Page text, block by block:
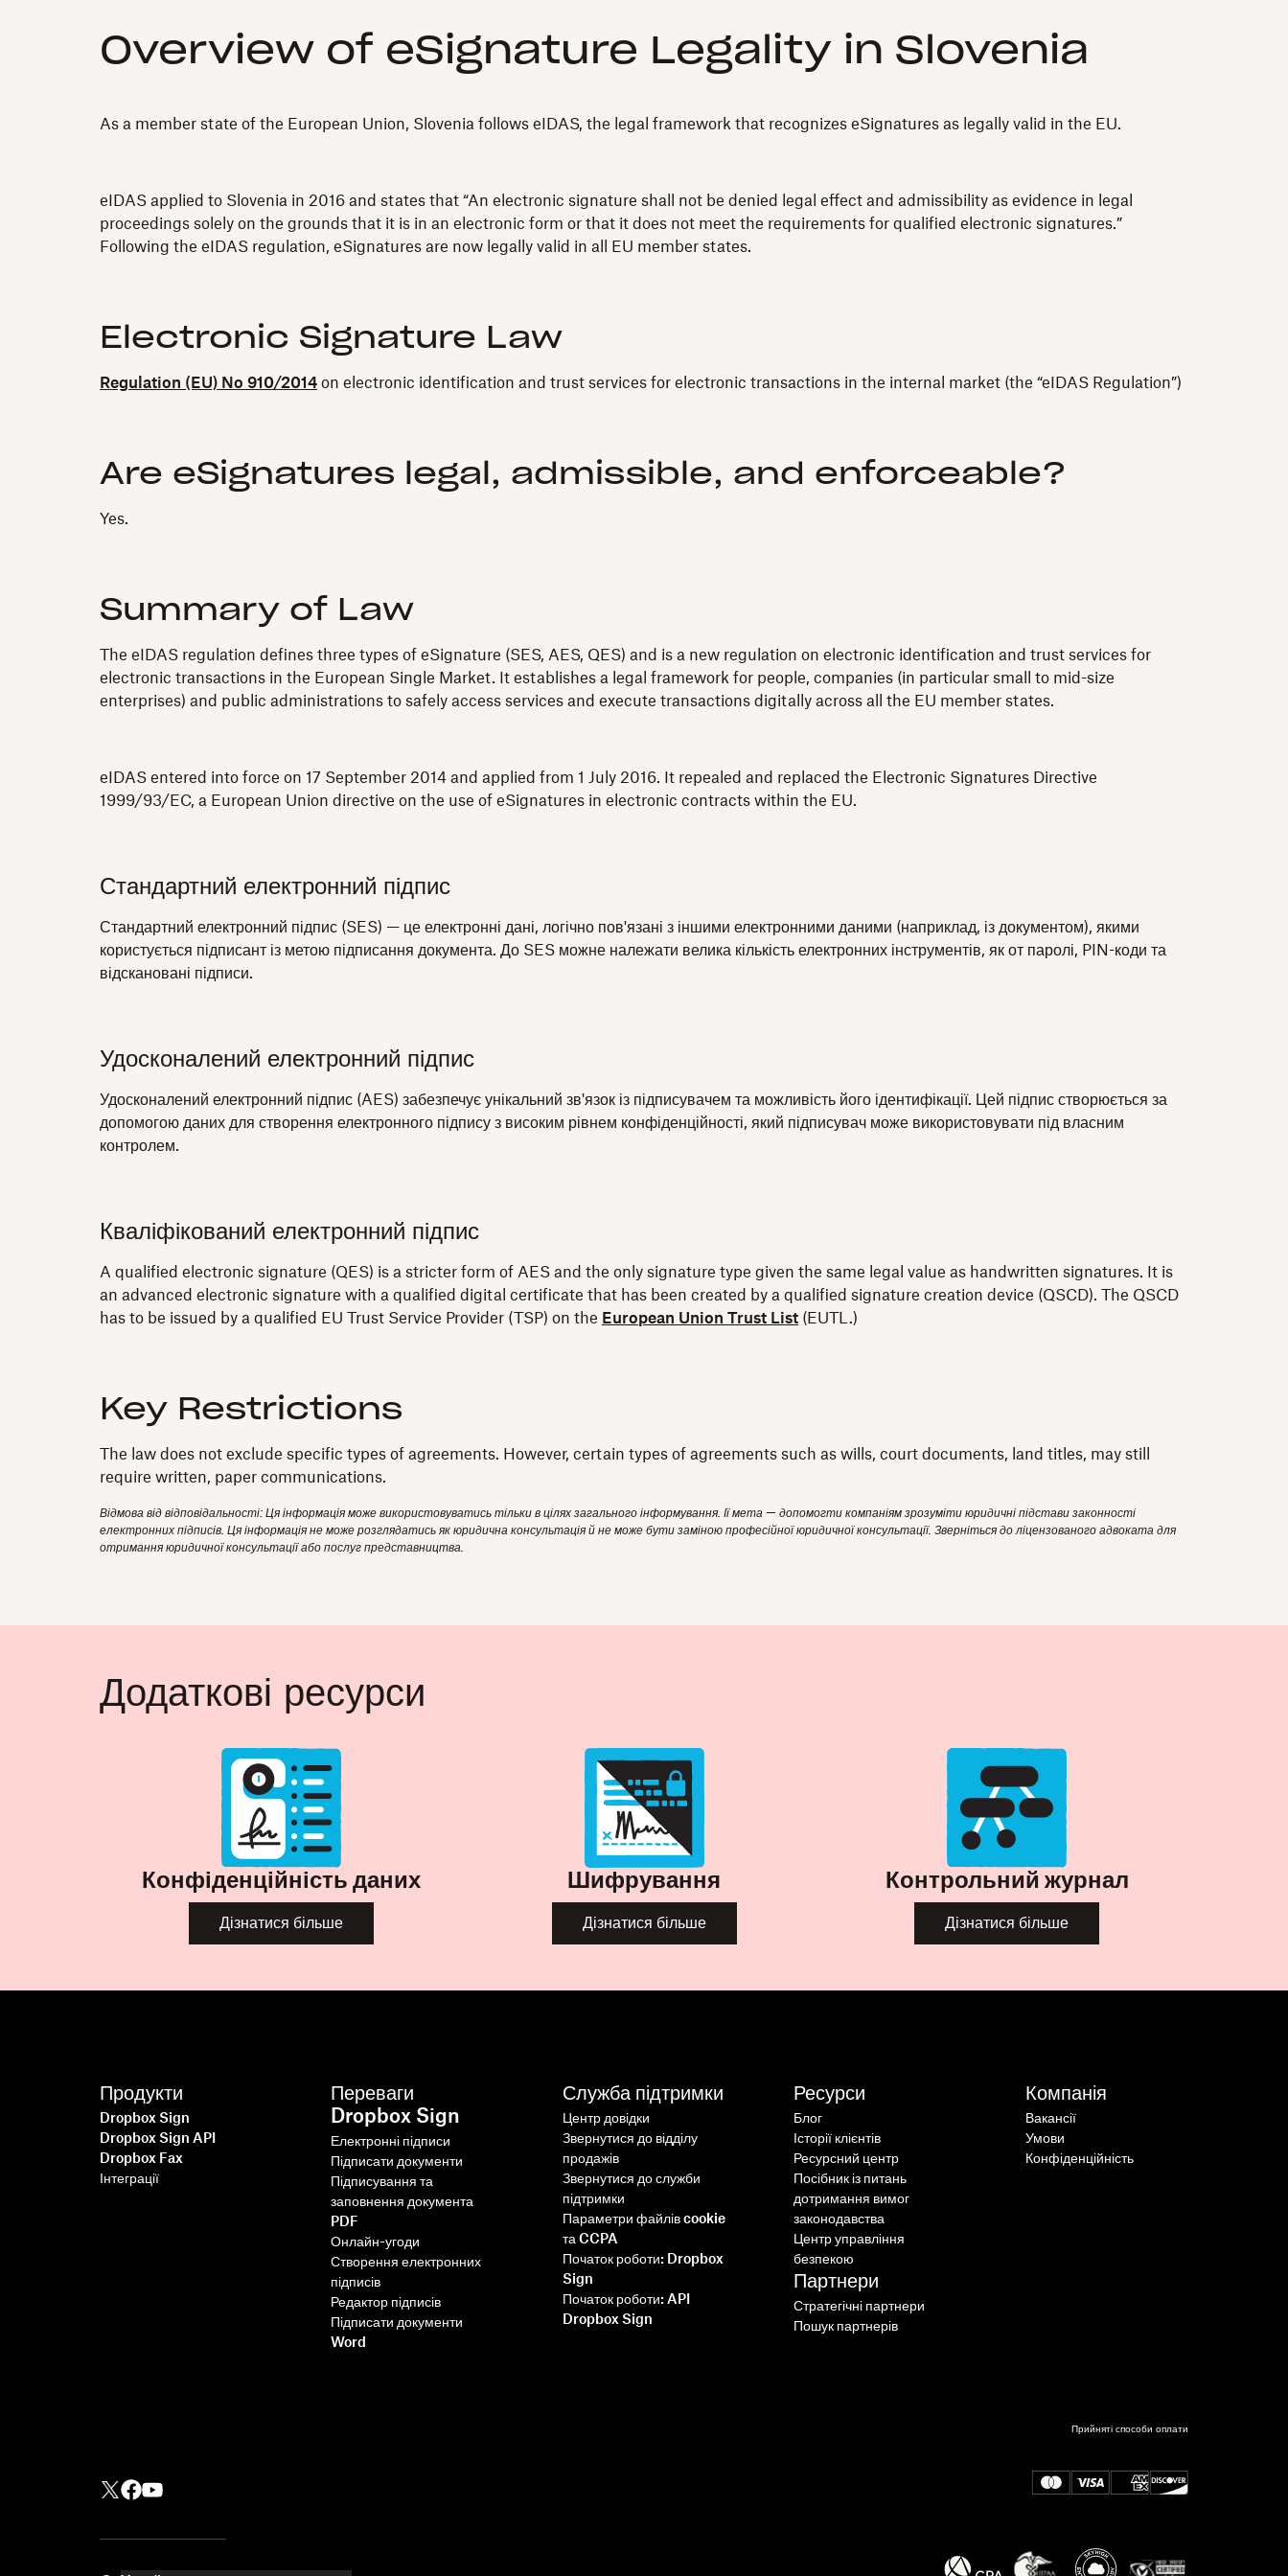
Overview of eSignature Legality in Slovenia
As a member state of the European Union, Slovenia follows eIDAS, the legal framework that recognizes eSignatures as legally valid in the EU.
eIDAS applied to Slovenia in 2016 and states that “An electronic signature shall not be denied legal effect and admissibility as evidence in legal
proceedings solely on the grounds that it is in an electronic form or that it does not meet the requirements for qualified electronic signatures.”
Following the eIDAS regulation, eSignatures are now legally valid in all EU member states.
Electronic Signature Law
Regulation (EU) No 910/2014 on electronic identification and trust services for electronic transactions in the internal market (the “eIDAS Regulation”)
Are eSignatures legal, admissible, and enforceable?
Yes.
Summary of Law
The eIDAS regulation defines three types of eSignature (SES, AES, QES) and is a new regulation on electronic identification and trust services for
electronic transactions in the European Single Market. It establishes a legal framework for people, companies (in particular small to mid-size
enterprises) and public administrations to safely access services and execute transactions digitally across all the EU member states.
eIDAS entered into force on 17 September 2014 and applied from 1 July 2016. It repealed and replaced the Electronic Signatures Directive
1999/93/EC, a European Union directive on the use of eSignatures in electronic contracts within the EU.
Стандартний електронний підпис
Стандартний електронний підпис (SES) — це електронні дані, логічно пов'язані з іншими електронними даними (наприклад, із документом), якими
користується підписант із метою підписання документа. До SES можне належати велика кількість електронних інструментів, як от паролі, PIN-коди та
відскановані підписи.
Удосконалений електронний підпис
Удосконалений електронний підпис (AES) забезпечує унікальний зв'язок із підписувачем та можливість його ідентифікації. Цей підпис створюється за
допомогою даних для створення електронного підпису з високим рівнем конфіденційності, який підписувач може використовувати під власним
контролем.
Кваліфікований електронний підпис
A qualified electronic signature (QES) is a stricter form of AES and the only signature type given the same legal value as handwritten signatures. It is
an advanced electronic signature with a qualified digital certificate that has been created by a qualified signature creation device (QSCD). The QSCD
has to be issued by a qualified EU Trust Service Provider (TSP) on the European Union Trust List (EUTL.)
Key Restrictions
The law does not exclude specific types of agreements. However, certain types of agreements such as wills, court documents, land titles, may still
require written, paper communications.
Відмова від відповідальності: Ця інформація може використовуватись тільки в цілях загального інформування. Ії мета — допомогти компаніям зрозуміти юридичні підстави законності
електронних підписів. Ця інформація не може розглядатись як юридична консультація й не може бути заміною професійної юридичної консультації. Зверніться до ліцензованого адвоката для
отримання юридичної консультації або послуг представництва.
Додаткові ресурси
Конфіденційність даних
Дізнатися більше
Шифрування
Дізнатися більше
Контрольний журнал
Дізнатися більше
Продукти
Dropbox Sign
Dropbox Sign API
Dropbox Fax
Інтеграції
Переваги
Dropbox Sign
Електронні підписи
Підписати документи
Підписування та
заповнення документа
PDF
Онлайн-угоди
Створення електронних
підписів
Редактор підписів
Підписати документи
Word
Служба підтримки
Центр довідки
Звернутися до відділу
продажів
Звернутися до служби
підтримки
Параметри файлів cookie
та CCPA
Початок роботи: Dropbox
Sign
Початок роботи: API
Dropbox Sign
Ресурси
Блог
Історії клієнтів
Ресурсний центр
Посібник із питань
дотримання вимог
законодавства
Центр управління
безпекою
Партнери
Стратегічні партнери
Пошук партнерів
Компанія
Вакансії
Умови
Конфіденційність
Прийняті способи оплати